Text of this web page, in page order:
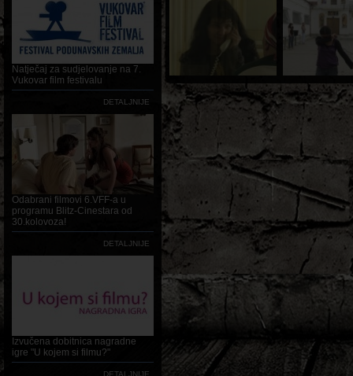
Natječaj za sudjelovanje na 7.
Vukovar film festivalu
DETALJNIJE
Odabrani filmovi 6.VFF-a u
programu Blitz-Cinestara od
30.kolovoza!
DETALJNIJE
Izvučena dobitnica nagradne
igre "U kojem si filmu?"
DETALJNIJE